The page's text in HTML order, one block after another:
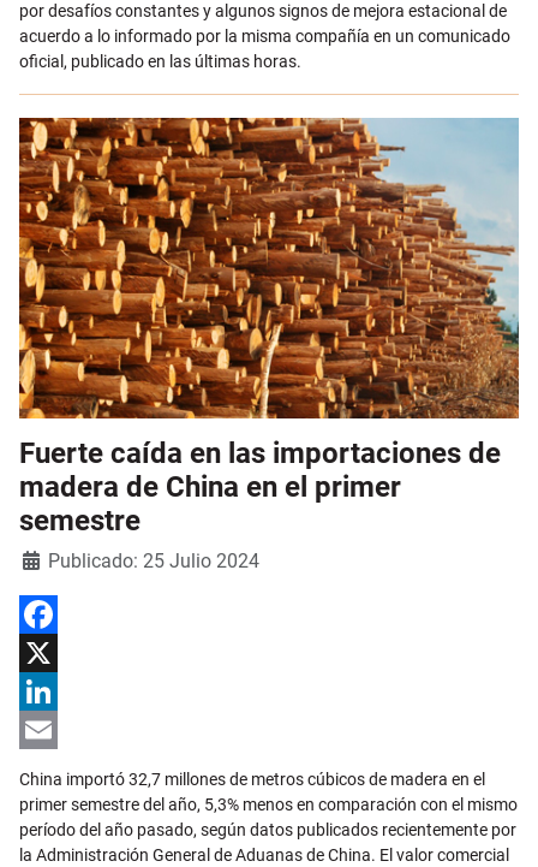
por desafíos constantes y algunos signos de mejora estacional de
acuerdo a lo informado por la misma compañía en un comunicado
oficial, publicado en las últimas horas.
Fuerte caída en las importaciones de
madera de China en el primer
semestre
DetallesPublicado: 25 Julio 2024
Facebook
X
LinkedIn
Email
China importó 32,7 millones de metros cúbicos de madera en el
primer semestre del año, 5,3% menos en comparación con el mismo
período del año pasado, según datos publicados recientemente por
la Administración General de Aduanas de China. El valor comercial